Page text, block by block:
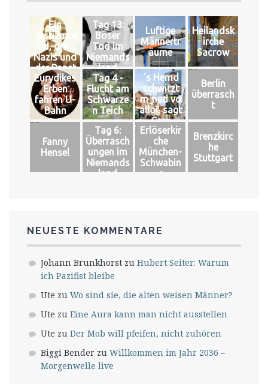
Ein
Justizmor
d, die
Nazis und
der Papst
Tag 13:
Böser
Tod im
Niemands
land
Luftige
Männertr
äume
Heilandsk
irche
Sacrow
Eurydikes
Erben
fahren U-
Bahn
Tag 4 -
Flucht am
Schwarze
n Teich
´s Hemd
schwitzt
m´ned vo
alloi, sagt
Cem
Berlin
überrasch
t
Fanny
Hensel
Tag 6:
Überrasch
ungen im
Niemands
land
Erlöserkir
che
München-
Schwabin
g
Brenzkirc
he
Stuttgart
NEUESTE KOMMENTARE
Johann Brunkhorst zu Hubert Seiter: Warum
ich Pazifist bleibe
Ute zu Wo sind sie, die alten weisen Männer?
Ute zu Eine Aura kann man nicht ausstellen
Ute zu Der Mob will pfeifen, nicht zuhören
Biggi Bender zu Willkommen im Jahr 2036 –
Morgenwelle live